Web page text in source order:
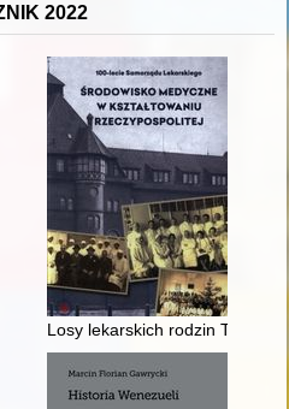
2022
z "Wesela" Moniki Śliwińskiej
Losy lekarskich rodzin